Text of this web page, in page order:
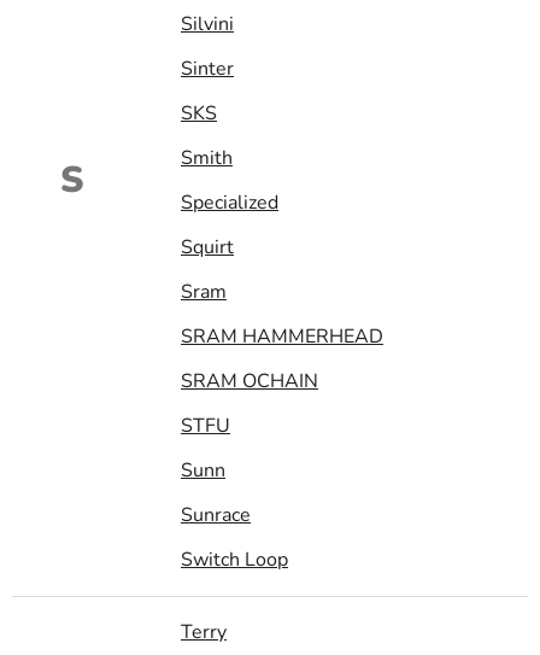
S
Silvini
Sinter
SKS
Smith
Specialized
Squirt
Sram
SRAM HAMMERHEAD
SRAM OCHAIN
STFU
Sunn
Sunrace
Switch Loop
Terry